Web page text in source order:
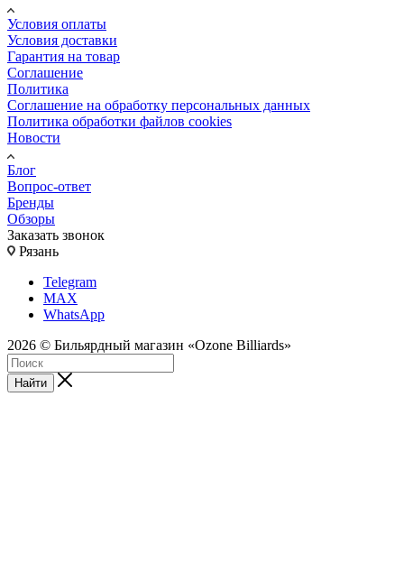
Условия оплаты
Условия доставки
Гарантия на товар
Соглашение
Политика
Соглашение на обработку персональных данных
Политика обработки файлов cookies
Новости
Блог
Вопрос-ответ
Бренды
Обзоры
Заказать звонок
Рязань
Telegram
MAX
WhatsApp
2026 © Бильярдный магазин «Ozone Billiards»
Найти